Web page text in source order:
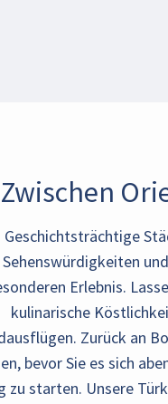
Zwischen
Geschichtsträchtige
Sehenswürdigkeiten
Erlebnis.
kulinarische
Zurück an
bevor Sie es sich
zu starten. Unsere